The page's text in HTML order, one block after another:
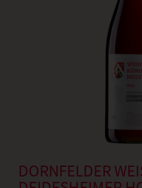
DORNFELDER